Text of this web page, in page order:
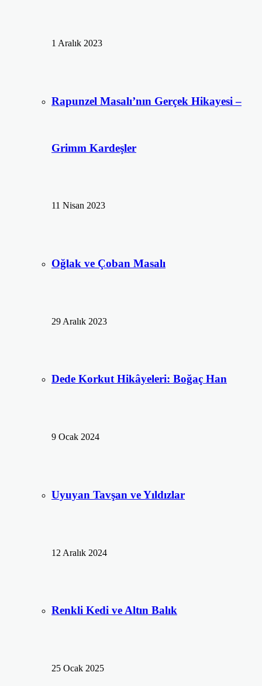
1 Aralık 2023
Rapunzel Masalı’nın Gerçek Hikayesi –
Grimm Kardeşler
11 Nisan 2023
Oğlak ve Çoban Masalı
29 Aralık 2023
Dede Korkut Hikâyeleri: Boğaç Han
9 Ocak 2024
Uyuyan Tavşan ve Yıldızlar
12 Aralık 2024
Renkli Kedi ve Altın Balık
25 Ocak 2025